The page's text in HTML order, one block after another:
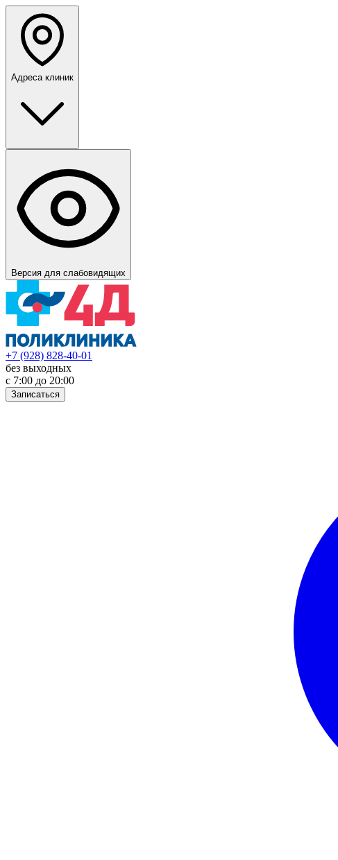
Адреса клиник
Версия для слабовидящих
+7 (928) 828-40-01
без выходных
с 7:00 до 20:00
Записаться